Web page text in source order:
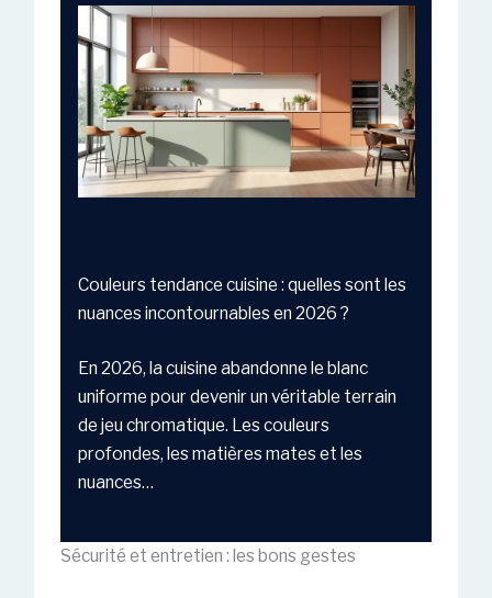
Couleurs tendance cuisine : quelles sont les
nuances incontournables en 2026 ?
En 2026, la cuisine abandonne le blanc
uniforme pour devenir un véritable terrain
de jeu chromatique. Les couleurs
profondes, les matières mates et les
nuances…
Sécurité et entretien : les bons gestes